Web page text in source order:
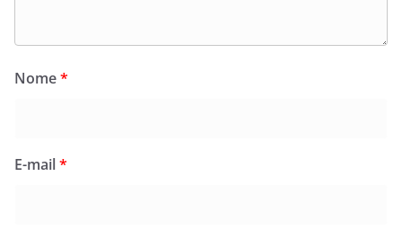
Nome*
E-mail*